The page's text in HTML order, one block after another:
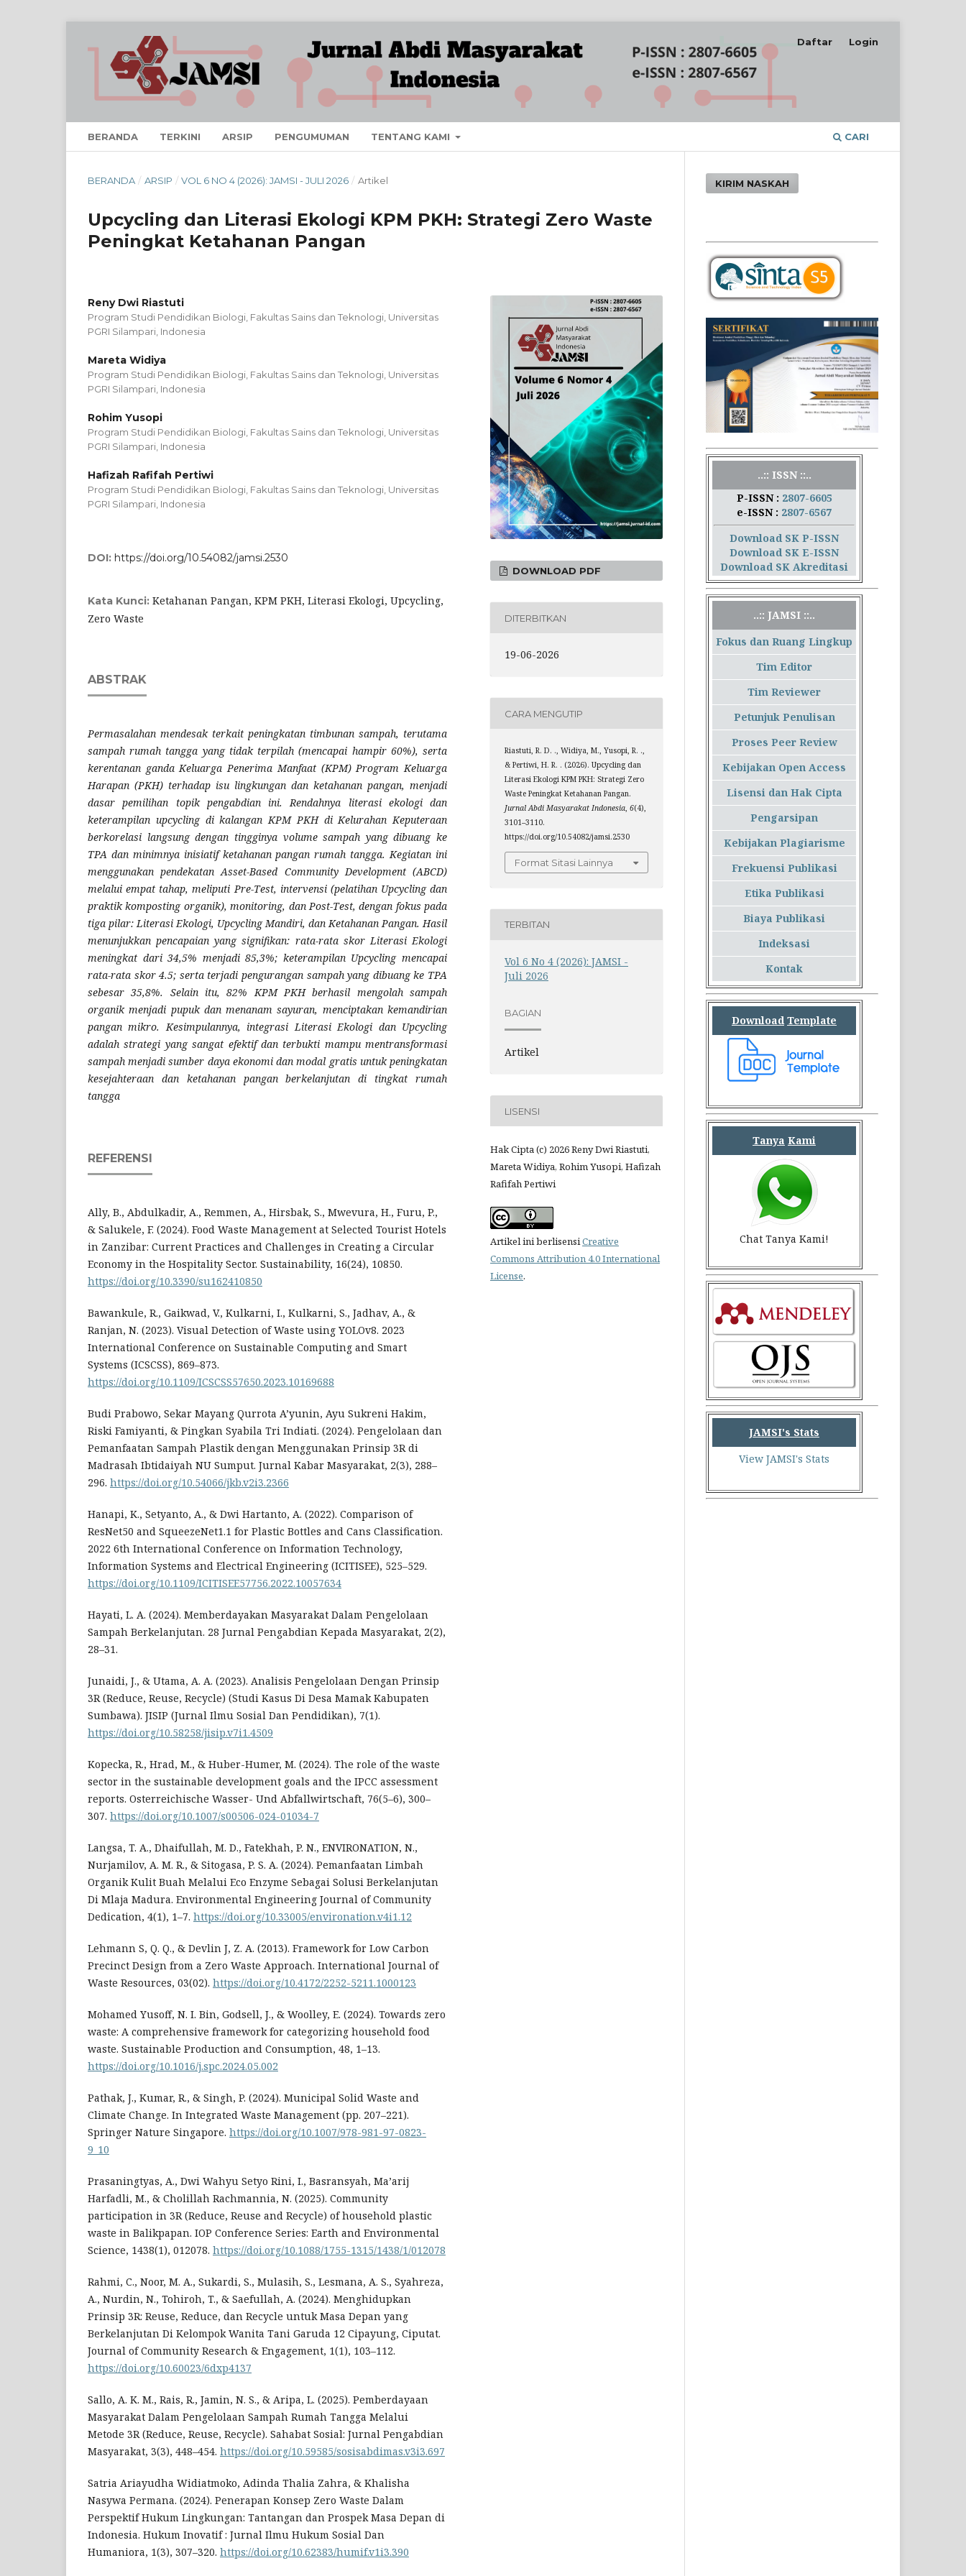
BERANDA TERKINI ARSIP PENGUMUMAN TENTANG KAMI CARI
Daftar Login
BERANDA / ARSIP / VOL 6 NO 4 (2026): JAMSI - JULI 2026 / Artikel
Upcycling dan Literasi Ekologi KPM PKH: Strategi Zero Waste
Peningkat Ketahanan Pangan
Reny Dwi Riastuti
Program Studi Pendidikan Biologi, Fakultas Sains dan Teknologi, Universitas
PGRI Silampari, Indonesia
Mareta Widiya
Program Studi Pendidikan Biologi, Fakultas Sains dan Teknologi, Universitas
PGRI Silampari, Indonesia
Rohim Yusopi
Program Studi Pendidikan Biologi, Fakultas Sains dan Teknologi, Universitas
PGRI Silampari, Indonesia
Hafizah Rafifah Pertiwi
Program Studi Pendidikan Biologi, Fakultas Sains dan Teknologi, Universitas
PGRI Silampari, Indonesia
DOI: https://doi.org/10.54082/jamsi.2530
Kata Kunci: Ketahanan Pangan, KPM PKH, Literasi Ekologi, Upcycling,
Zero Waste
ABSTRAK
Permasalahan mendesak terkait peningkatan timbunan sampah, terutama
sampah rumah tangga yang tidak terpilah (mencapai hampir 60%), serta
kerentanan ganda Keluarga Penerima Manfaat (KPM) Program Keluarga
Harapan (PKH) terhadap isu lingkungan dan ketahanan pangan, menjadi
dasar pemilihan topik pengabdian ini. Rendahnya literasi ekologi dan
keterampilan upcycling di kalangan KPM PKH di Kelurahan Keputeraan
berkorelasi langsung dengan tingginya volume sampah yang dibuang ke
TPA dan minimnya inisiatif ketahanan pangan rumah tangga. Kegiatan ini
menggunakan pendekatan Asset-Based Community Development (ABCD)
melalui empat tahap, meliputi Pre-Test, intervensi (pelatihan Upcycling dan
praktik komposting organik), monitoring, dan Post-Test, dengan fokus pada
tiga pilar: Literasi Ekologi, Upcycling Mandiri, dan Ketahanan Pangan. Hasil
menunjukkan pencapaian yang signifikan: rata-rata skor Literasi Ekologi
meningkat dari 34,5% menjadi 85,3%; keterampilan Upcycling mencapai
rata-rata skor 4.5; serta terjadi pengurangan sampah yang dibuang ke TPA
sebesar 35,8%. Selain itu, 82% KPM PKH berhasil mengolah sampah
organik menjadi pupuk dan menanam sayuran, menciptakan kemandirian
pangan mikro. Kesimpulannya, integrasi Literasi Ekologi dan Upcycling
adalah strategi yang sangat efektif dan terbukti mampu mentransformasi
sampah menjadi sumber daya ekonomi dan modal gratis untuk peningkatan
kesejahteraan dan ketahanan pangan berkelanjutan di tingkat rumah
tangga
REFERENSI
Ally, B., Abdulkadir, A., Remmen, A., Hirsbak, S., Mwevura, H., Furu, P.,
& Salukele, F. (2024). Food Waste Management at Selected Tourist Hotels
in Zanzibar: Current Practices and Challenges in Creating a Circular
Economy in the Hospitality Sector. Sustainability, 16(24), 10850.
https://doi.org/10.3390/su162410850
Bawankule, R., Gaikwad, V., Kulkarni, I., Kulkarni, S., Jadhav, A., &
Ranjan, N. (2023). Visual Detection of Waste using YOLOv8. 2023
International Conference on Sustainable Computing and Smart
Systems (ICSCSS), 869–873.
https://doi.org/10.1109/ICSCSS57650.2023.10169688
Budi Prabowo, Sekar Mayang Qurrota A’yunin, Ayu Sukreni Hakim,
Riski Famiyanti, & Pingkan Syabila Tri Indiati. (2024). Pengelolaan dan
Pemanfaatan Sampah Plastik dengan Menggunakan Prinsip 3R di
Madrasah Ibtidaiyah NU Sumput. Jurnal Kabar Masyarakat, 2(3), 288–
296. https://doi.org/10.54066/jkb.v2i3.2366
Hanapi, K., Setyanto, A., & Dwi Hartanto, A. (2022). Comparison of
ResNet50 and SqueezeNet1.1 for Plastic Bottles and Cans Classification.
2022 6th International Conference on Information Technology,
Information Systems and Electrical Engineering (ICITISEE), 525–529.
https://doi.org/10.1109/ICITISEE57756.2022.10057634
Hayati, L. A. (2024). Memberdayakan Masyarakat Dalam Pengelolaan
Sampah Berkelanjutan. 28 Jurnal Pengabdian Kepada Masyarakat, 2(2),
28–31.
Junaidi, J., & Utama, A. A. (2023). Analisis Pengelolaan Dengan Prinsip
3R (Reduce, Reuse, Recycle) (Studi Kasus Di Desa Mamak Kabupaten
Sumbawa). JISIP (Jurnal Ilmu Sosial Dan Pendidikan), 7(1).
https://doi.org/10.58258/jisip.v7i1.4509
Kopecka, R., Hrad, M., & Huber-Humer, M. (2024). The role of the waste
sector in the sustainable development goals and the IPCC assessment
reports. Osterreichische Wasser- Und Abfallwirtschaft, 76(5–6), 300–
307. https://doi.org/10.1007/s00506-024-01034-7
Langsa, T. A., Dhaifullah, M. D., Fatekhah, P. N., ENVIRONATION, N.,
Nurjamilov, A. M. R., & Sitogasa, P. S. A. (2024). Pemanfaatan Limbah
Organik Kulit Buah Melalui Eco Enzyme Sebagai Solusi Berkelanjutan
Di Mlaja Madura. Environmental Engineering Journal of Community
Dedication, 4(1), 1–7. https://doi.org/10.33005/environation.v4i1.12
Lehmann S, Q. Q., & Devlin J, Z. A. (2013). Framework for Low Carbon
Precinct Design from a Zero Waste Approach. International Journal of
Waste Resources, 03(02). https://doi.org/10.4172/2252-5211.1000123
Mohamed Yusoff, N. I. Bin, Godsell, J., & Woolley, E. (2024). Towards zero
waste: A comprehensive framework for categorizing household food
waste. Sustainable Production and Consumption, 48, 1–13.
https://doi.org/10.1016/j.spc.2024.05.002
Pathak, J., Kumar, R., & Singh, P. (2024). Municipal Solid Waste and
Climate Change. In Integrated Waste Management (pp. 207–221).
Springer Nature Singapore. https://doi.org/10.1007/978-981-97-0823-
9_10
Prasaningtyas, A., Dwi Wahyu Setyo Rini, I., Basransyah, Ma’arij
Harfadli, M., & Cholillah Rachmannia, N. (2025). Community
participation in 3R (Reduce, Reuse and Recycle) of household plastic
waste in Balikpapan. IOP Conference Series: Earth and Environmental
Science, 1438(1), 012078. https://doi.org/10.1088/1755-1315/1438/1/012078
Rahmi, C., Noor, M. A., Sukardi, S., Mulasih, S., Lesmana, A. S., Syahreza,
A., Nurdin, N., Tohiroh, T., & Saefullah, A. (2024). Menghidupkan
Prinsip 3R: Reuse, Reduce, dan Recycle untuk Masa Depan yang
Berkelanjutan Di Kelompok Wanita Tani Garuda 12 Cipayung, Ciputat.
Journal of Community Research & Engagement, 1(1), 103–112.
https://doi.org/10.60023/6dxp4137
Sallo, A. K. M., Rais, R., Jamin, N. S., & Aripa, L. (2025). Pemberdayaan
Masyarakat Dalam Pengelolaan Sampah Rumah Tangga Melalui
Metode 3R (Reduce, Reuse, Recycle). Sahabat Sosial: Jurnal Pengabdian
Masyarakat, 3(3), 448–454. https://doi.org/10.59585/sosisabdimas.v3i3.697
Satria Ariayudha Widiatmoko, Adinda Thalia Zahra, & Khalisha
Nasywa Permana. (2024). Penerapan Konsep Zero Waste Dalam
Perspektif Hukum Lingkungan: Tantangan dan Prospek Masa Depan di
Indonesia. Hukum Inovatif : Jurnal Ilmu Hukum Sosial Dan
Humaniora, 1(3), 307–320. https://doi.org/10.62383/humif.v1i3.390
DOWNLOAD PDF
DITERBITKAN
19-06-2026
CARA MENGUTIP
Riastuti, R. D. ., Widiya, M., Yusopi, R. .,
& Pertiwi, H. R. . (2026). Upcycling dan
Literasi Ekologi KPM PKH: Strategi Zero
Waste Peningkat Ketahanan Pangan.
Jurnal Abdi Masyarakat Indonesia,6(4),
3101–3110.
https://doi.org/10.54082/jamsi.2530
Format Sitasi Lainnya
TERBITAN
Vol 6 No 4 (2026): JAMSI -
Juli 2026
BAGIAN
Artikel
LISENSI
Hak Cipta (c) 2026 Reny Dwi Riastuti,
Mareta Widiya, Rohim Yusopi, Hafizah
Rafifah Pertiwi
Artikel ini berlisensiCreative
Commons Attribution 4.0 International
License.
KIRIM NASKAH
..:: ISSN ::..
P-ISSN : 2807-6605
e-ISSN : 2807-6567
Download SK P-ISSN
Download SK E-ISSN
Download SK Akreditasi
..:: JAMSI ::..
Fokus dan Ruang Lingkup
Tim Editor
Tim Reviewer
Petunjuk Penulisan
Proses Peer Review
Kebijakan Open Access
Lisensi dan Hak Cipta
Pengarsipan
Kebijakan Plagiarisme
Frekuensi Publikasi
Etika Publikasi
Biaya Publikasi
Indeksasi
Kontak
Download Template
Tanya Kami
Chat Tanya Kami!
JAMSI's Stats
View JAMSI's Stats